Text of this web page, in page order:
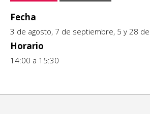
CCE en el interior/libros
Espacio itinerante de lectura
Exposiciones
Formación
Fecha
3 de agosto, 7 de septiembre, 5 y 28
Horario
14:00 a 15:30